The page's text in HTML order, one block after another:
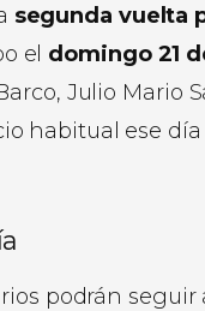
segunda vuelta
el domingo 21
Julio Mario
habitual ese
podrán